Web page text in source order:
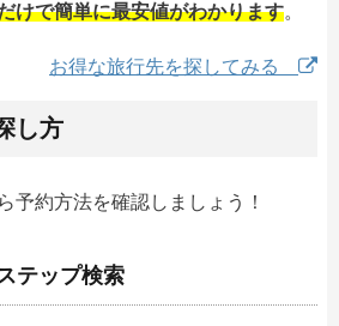
けで簡単に最安値がわかります。
お得な旅行先を探してみる
し方
予約方法を確認しましょう！
テップ検索